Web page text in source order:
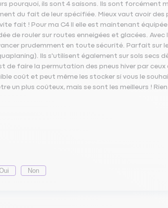
pourquoi, ils sont 4 saisons. Ils sont forcément
du fait de leur spécifiée. Mieux vaut avoir des
fait ! Pour ma C4 II elle est maintenant
de rouler sur routes enneigées et glacées. Avec
prudemment en toute sécurité. Parfait sur
Ils s'utilisent également sur sols secs
de faire la permutation des pneus hiver par
coût et peut même les stocker si vous le
un plus coûteux, mais se sont les meilleurs !
Non